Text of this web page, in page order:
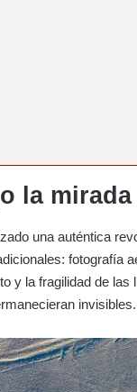
la
una auténtica
fotografía
y la fragilidad de
invisibles.